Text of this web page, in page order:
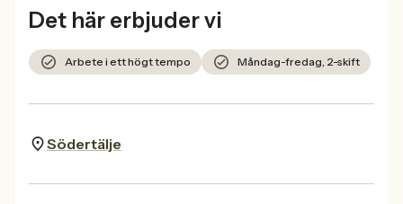
Det här erbjuder vi
Arbete i ett högt tempo Måndag-fredag, 2-skift
Södertälje